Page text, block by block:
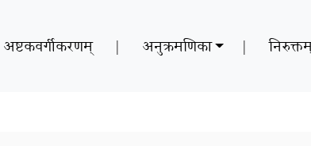
अष्टकवर्गीकरणम् | अनुक्रमणिका |